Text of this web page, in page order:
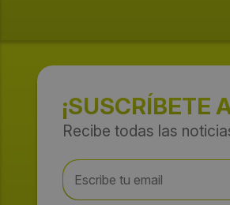
¡SUSCRÍBETE
Recibe todas las